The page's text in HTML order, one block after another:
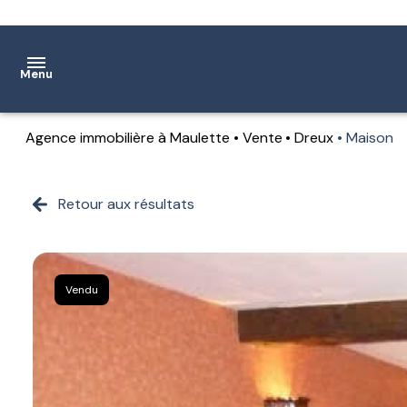
Menu
Ventes
Notre
agence
Estimation
Contact
Agence immobilière à Maulette Vente Dreux Maison
Retour aux résultats
Vendu